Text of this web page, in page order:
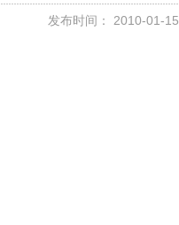
发布时间： 2010-01-